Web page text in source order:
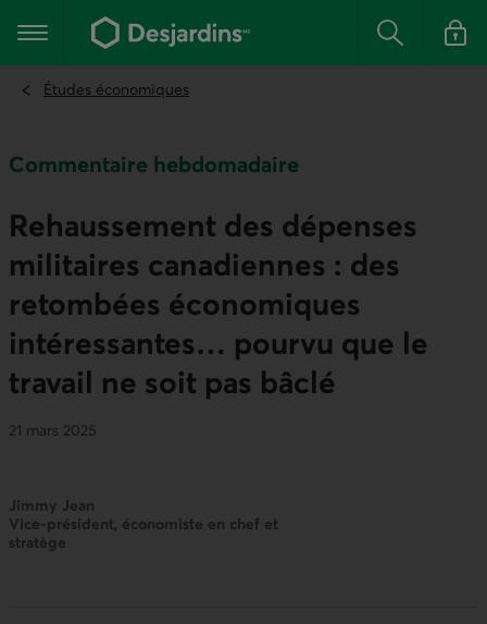
contenu
Menu principal Rechercher
Se
Études économiques
Commentaire hebdomadaire
Rehaussement des dépenses
militaires canadiennes : des
retombées économiques
intéressantes… pourvu que le
travail ne soit pas bâclé
21 mars 2025
Jimmy Jean
Vice-président, économiste en chef et
stratège